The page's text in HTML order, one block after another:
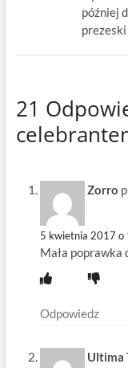
później
21
Zorro
5 kwietnia 2017 o
Mała poprawka
Odpowiedz
Ultima